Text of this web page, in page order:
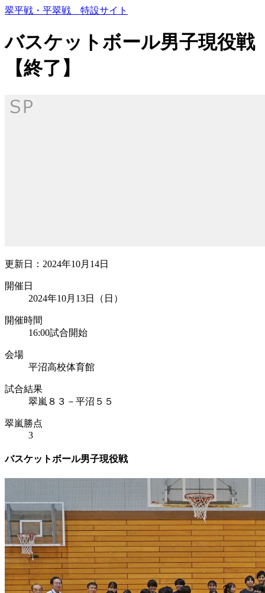
コ
ン
ス
翠平戦・平翠戦 特設サイト
バスケットボール男子現役戦
【終了】
更新日：2024年10月14日
開催日
2024年10月13日（日）
開催時間
16:00試合開始
会場
平沼高校体育館
試合結果
翠嵐８３－平沼５５
翠嵐勝点
3
バスケットボール男子現役戦